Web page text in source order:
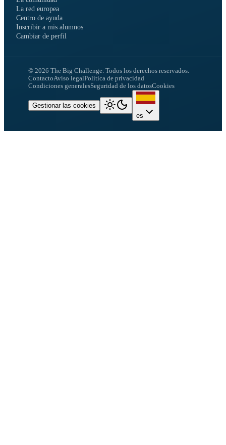
La red europea
Centro de ayuda
Inscribir a mis alumnos
Cambiar de perfil
© 2026 The Big Challenge. Todos los derechos reservados.
ContactoAviso legalPolítica de privacidad
Condiciones generalesSeguridad de los datosCookies
Gestionar las cookies
es